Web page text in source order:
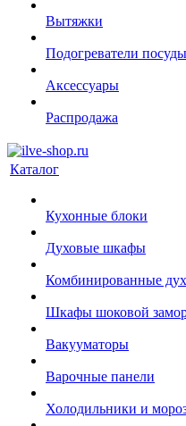
Вытяжки
Подогреватели посуды
Аксессуары
Распродажа
Каталог
Кухонные блоки
Духовые шкафы
Комбинированные
Шкафы шоковой
Вакууматоры
Варочные панели
Холодильники и